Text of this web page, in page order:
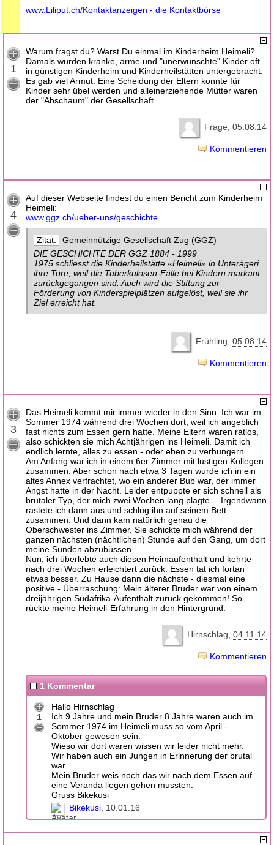
www.Liliput.ch/Kontaktanzeigen - die Kontaktbörse
1
Warum fragst du? Warst Du einmal im Kinderheim Heimeli?
Damals wurden kranke, arme und "unerwünschte" Kinder oft
in günstigen Kinderheim und Kinderheilstätten untergebracht.
Es gab viel Armut. Eine Scheidung der Eltern konnte für
Kinder sehr übel werden und alleinerziehende Mütter waren
der "Abschaum" der Gesellschaft....
Frage 05.08.14
Kommentieren
4
Auf dieser Webseite findest du einen Bericht zum Kinderheim
Heimeli:
www.ggz.ch/ueber-uns/geschichte
Gemeinnützige Gesellschaft Zug (GGZ)
DIE GESCHICHTE DER GGZ 1884 - 1999
1975 schliesst die Kinderheilstätte «Heimeli» in Unterägeri
ihre Tore, weil die Tuberkulosen-Fälle bei Kindern markant
zurückgegangen sind. Auch wird die Stiftung zur
Förderung von Kinderspielplätzen aufgelöst, weil sie ihr
Ziel erreicht hat.
Frühling 05.08.14
Kommentieren
3
Das Heimeli kommt mir immer wieder in den Sinn. Ich war im
Sommer 1974 während drei Wochen dort, weil ich angeblich
fast nichts zum Essen gern hatte. Meine Eltern waren ratlos,
also schickten sie mich Achtjährigen ins Heimeli. Damit ich
endlich lernte, alles zu essen - oder eben zu verhungern.
Am Anfang war ich in einem 6er Zimmer mit lustigen Kollegen
zusammen. Aber schon nach etwa 3 Tagen wurde ich in ein
altes Annex verfrachtet, wo ein anderer Bub war, der immer
Angst hatte in der Nacht. Leider entpuppte er sich schnell als
brutaler Typ, der mich zwei Wochen lang plagte… Irgendwann
rastete ich dann aus und schlug ihn auf seinem Bett
zusammen. Und dann kam natürlich genau die
Oberschwester ins Zimmer. Sie schickte mich während der
ganzen nächsten (nächtlichen) Stunde auf den Gang, um dort
meine Sünden abzubüssen.
Nun, ich überlebte auch diesen Heimaufenthalt und kehrte
nach drei Wochen erleichtert zurück. Essen tat ich fortan
etwas besser. Zu Hause dann die nächste - diesmal eine
positive - Überraschung: Mein älterer Bruder war von einem
dreijährigen Südafrika-Aufenthalt zurück gekommen! So
rückte meine Heimeli-Erfahrung in den Hintergrund.
Hirnschlag 04.11.14
Kommentieren
1 Kommentar
1
Hallo Hirnschlag
Ich 9 Jahre und mein Bruder 8 Jahre waren auch im
Sommer 1974 im Heimeli muss so vom April -
Oktober gewesen sein.
Wieso wir dort waren wissen wir leider nicht mehr.
Wir haben auch ein Jungen in Erinnerung der brutal
war.
Mein Bruder weis noch das wir nach dem Essen auf
eine Veranda liegen gehen mussten.
Gruss Bikekusi
Bikekusi 10.01.16